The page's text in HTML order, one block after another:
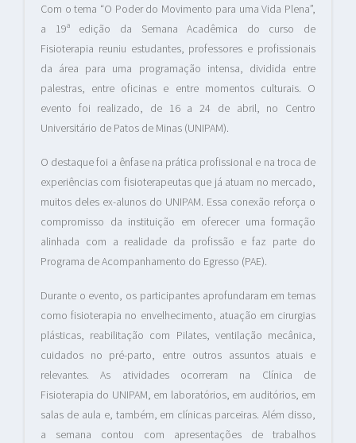
Com o tema “O Poder do Movimento para uma Vida Plena”,
a 19ª edição da Semana Acadêmica do curso de
Fisioterapia reuniu estudantes, professores e profissionais
da área para uma programação intensa, dividida entre
palestras, entre oficinas e entre momentos culturais. O
evento foi realizado, de 16 a 24 de abril, no Centro
Universitário de Patos de Minas (UNIPAM).
O destaque foi a ênfase na prática profissional e na troca de
experiências com fisioterapeutas que já atuam no mercado,
muitos deles ex-alunos do UNIPAM. Essa conexão reforça o
compromisso da instituição em oferecer uma formação
alinhada com a realidade da profissão e faz parte do
Programa de Acompanhamento do Egresso (PAE).
Durante o evento, os participantes aprofundaram em temas
como fisioterapia no envelhecimento, atuação em cirurgias
plásticas, reabilitação com Pilates, ventilação mecânica,
cuidados no pré-parto, entre outros assuntos atuais e
relevantes. As atividades ocorreram na Clínica de
Fisioterapia do UNIPAM, em laboratórios, em auditórios, em
salas de aula e, também, em clínicas parceiras. Além disso,
a semana contou com apresentações de trabalhos